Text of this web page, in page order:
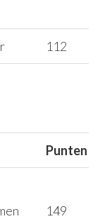
112
Punten
149